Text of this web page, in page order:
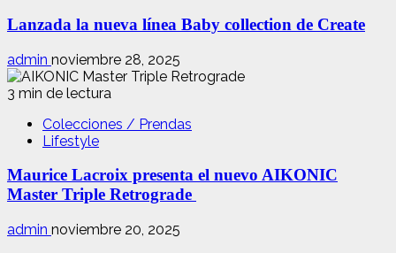
Lanzada la nueva línea Baby collection de Create
admin noviembre 28, 2025
3 min de lectura
Colecciones / Prendas
Lifestyle
Maurice Lacroix presenta el nuevo AIKONIC
Master Triple Retrograde
admin noviembre 20, 2025